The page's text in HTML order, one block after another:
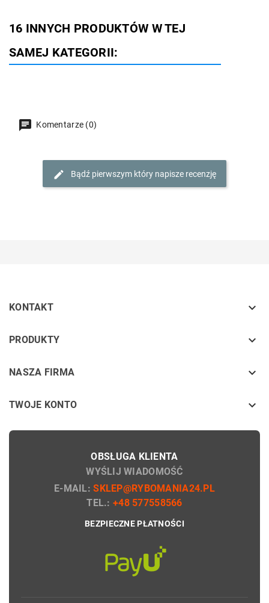
16 INNYCH PRODUKTÓW W TEJ
SAMEJ KATEGORII:
Komentarze (0)
Bądź pierwszym który napisze recenzję
KONTAKT 
PRODUKTY keyboard_arrow_down
NASZA FIRMA keyboard_arrow_down
TWOJE KONTO 
OBSŁUGA KLIENTA
WYŚLIJ WIADOMOŚĆ
E-MAIL:SKLEP@RYBOMANIA24.PL
TEL.:+48 577558566
BEZPIECZNE PŁATNOŚCI